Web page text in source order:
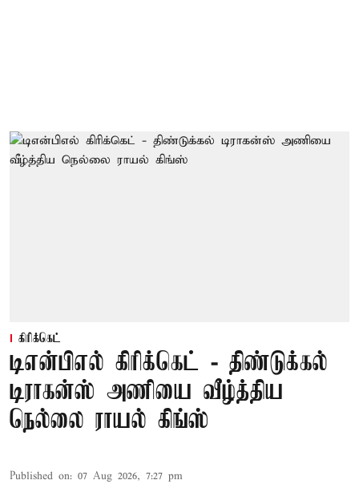
கிரிக்கெட்
டிஎன்பிஎல் கிரிக்கெட் - திண்டுக்கல்
டிராகன்ஸ் அணியை வீழ்த்திய
நெல்லை ராயல் கிங்ஸ்
Published on: 07 Aug 2026, 7:27 pm